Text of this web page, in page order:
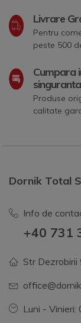
Livrare
Pentru
peste 500
Cumpara
singuranta
Produse
calitate
Dornik Total
Info de
+40 731
Str
Luni -